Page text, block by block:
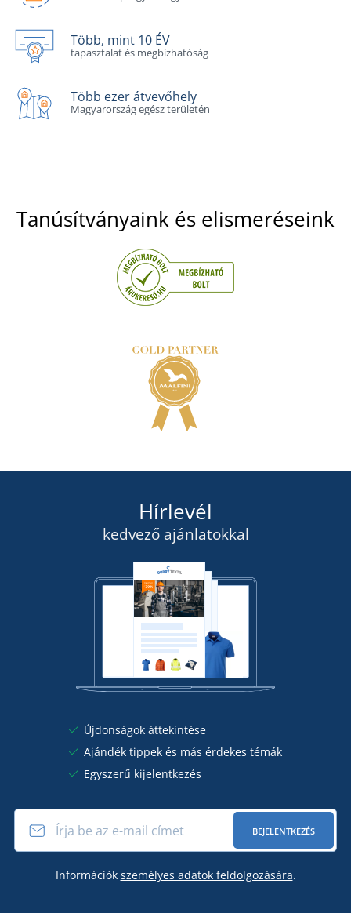
Több, mint 10 ÉV
tapasztalat és megbízhatóság
Több ezer átvevőhely
Magyarország egész területén
Tanúsítványaink és elismeréseink
Hírlevél
kedvező ajánlatokkal
Újdonságok áttekintése
Ajándék tippek és más érdekes témák
Egyszerű kijelentkezés
BEJELENTKEZÉS
Információk személyes adatok feldolgozására.